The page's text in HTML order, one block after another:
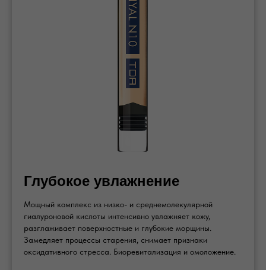
Глубокое увлажнение
Мощный комплекс из низко- и среднемолекулярной
гиалуроновой кислоты интенсивно увлажняет кожу,
разглаживает поверхностные и глубокие морщины.
Замедляет процессы старения, снимает признаки
оксидативного стресса. Биоревитализация и омоложение.